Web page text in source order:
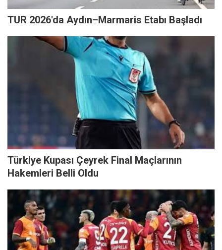
TUR 2026'da Aydın–Marmaris Etabı Başladı
Türkiye Kupası Çeyrek Final Maçlarının
Hakemleri Belli Oldu